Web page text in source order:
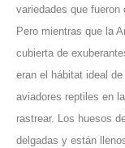
variedades que
Pero mientras que la
cubierta de
eran el hábitat ideal
aviadores reptiles en
rastrear. Los huesos
delgadas y están